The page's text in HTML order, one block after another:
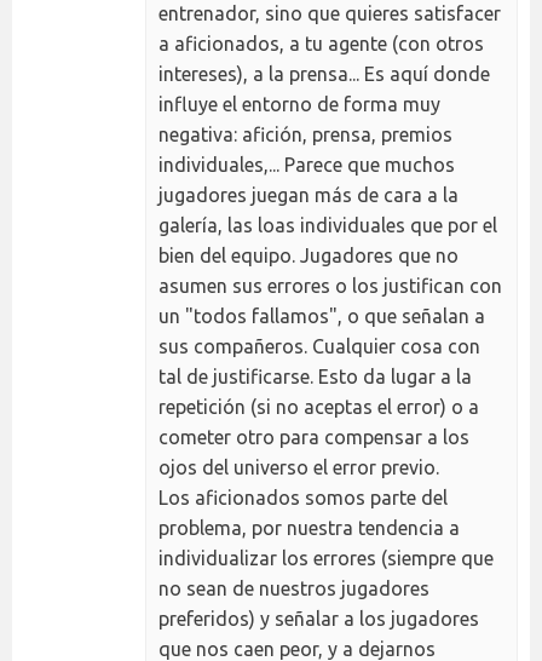
entrenador, sino que quieres satisfacer
a aficionados, a tu agente (con otros
intereses), a la prensa... Es aquí donde
influye el entorno de forma muy
negativa: afición, prensa, premios
individuales,... Parece que muchos
jugadores juegan más de cara a la
galería, las loas individuales que por el
bien del equipo. Jugadores que no
asumen sus errores o los justifican con
un "todos fallamos", o que señalan a
sus compañeros. Cualquier cosa con
tal de justificarse. Esto da lugar a la
repetición (si no aceptas el error) o a
cometer otro para compensar a los
ojos del universo el error previo.
Los aficionados somos parte del
problema, por nuestra tendencia a
individualizar los errores (siempre que
no sean de nuestros jugadores
preferidos) y señalar a los jugadores
que nos caen peor, y a dejarnos